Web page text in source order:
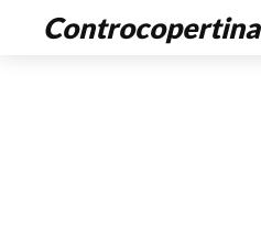
Controcopertina